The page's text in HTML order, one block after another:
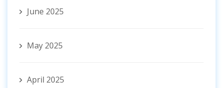
June 2025
May 2025
April 2025